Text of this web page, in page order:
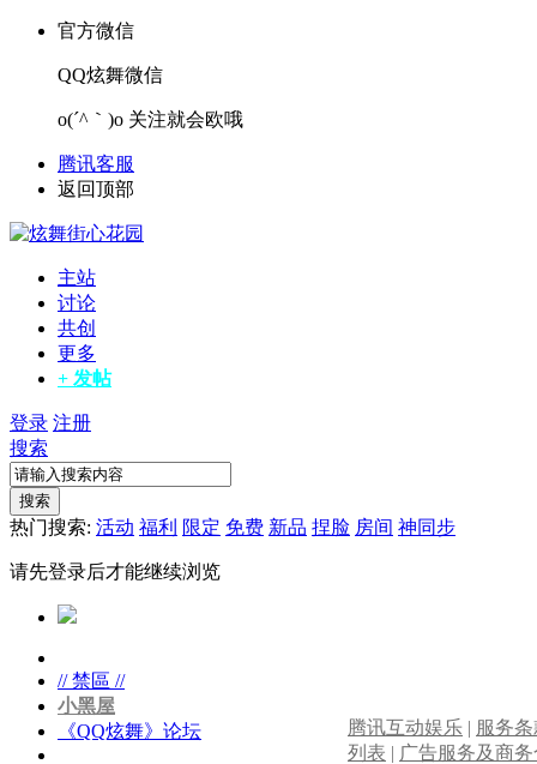
官方微信
QQ炫舞微信
o(´^｀)o 关注就会欧哦
腾讯客服
返回顶部
主站
讨论
共创
更多
+ 发帖
登录 注册
搜索
搜索
热门搜索: 活动 福利 限定 免费 新品 捏脸 房间 神同步
请先登录后才能继续浏览
腾讯互动娱乐 | 服务
列表 | 广告服务及商
// 禁區 //
小黑屋
《QQ炫舞》论坛